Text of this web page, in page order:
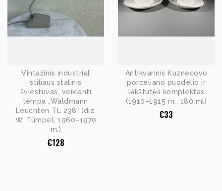
Vintažinis industrial
stiliaus stalinis
šviestuvas, veikianti
lempa „Waldmann
Leuchten TL 238“ (diz.
W. Tümpel, 1960–1970
m.)
€128
Antikvarinis Kuznecovo
porceliano puodelio ir
lėkštutės komplektas
(1910–1915 m., 180 ml)
€33